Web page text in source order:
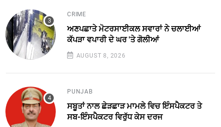
CRIME
ਅਣਪਛਾਤੇ ਮੋਟਰਸਾਈਕਲ ਸਵਾਰਾਂ ਨੇ ਚਲਾਈਆਂ
ਕੱਪੜਾ ਵਪਾਰੀ ਦੇ ਘਰ 'ਤੇ ਗੋਲੀਆਂ
AUGUST 8, 2026
PUNJAB
ਸਬੂਤਾਂ ਨਾਲ ਛੇੜਛਾੜ ਮਾਮਲੇ ਵਿਚ ਇੰਸਪੈਕਟਰ ਤੇ
ਸਬ-ਇੰਸਪੈਕਟਰ ਵਿਰੁੱਧ ਕੇਸ ਦਰਜ